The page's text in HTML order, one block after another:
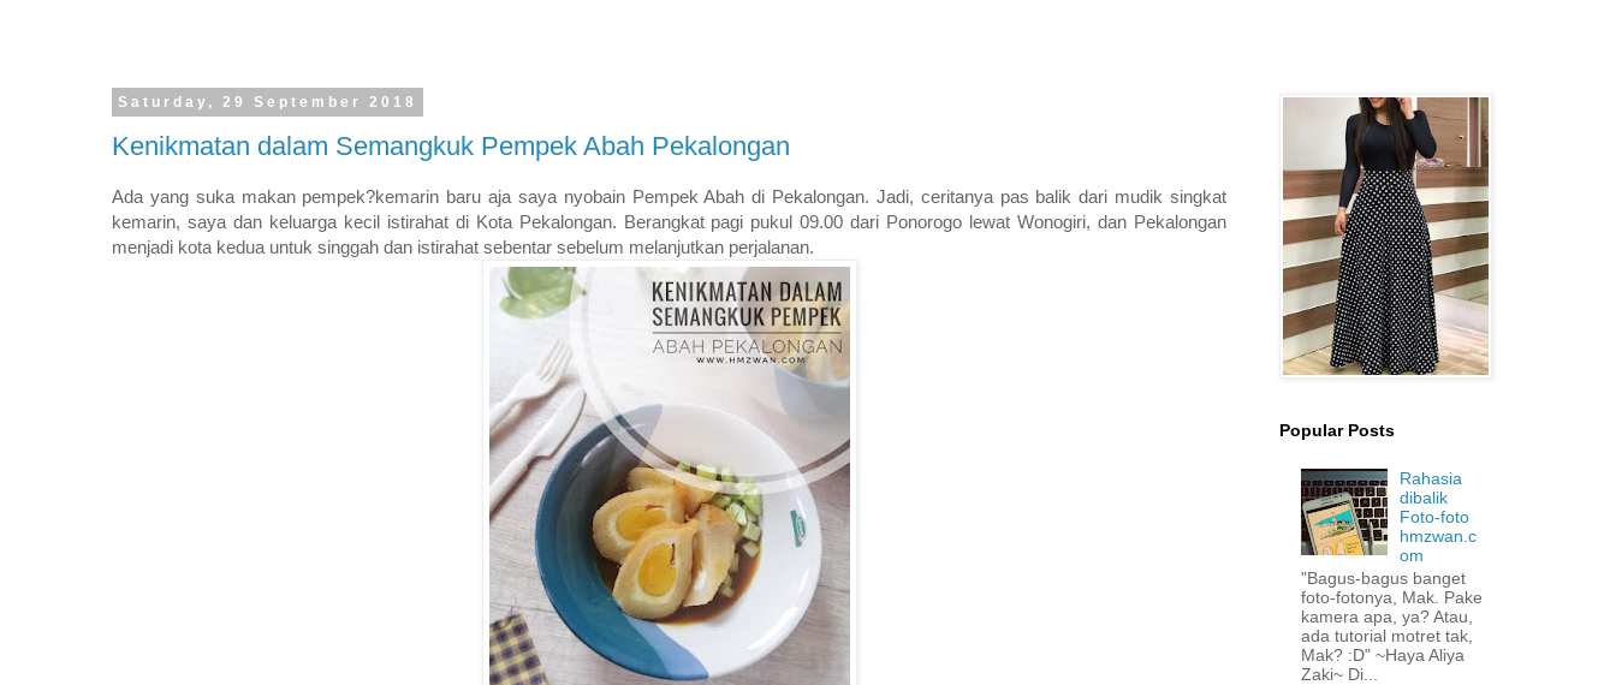
Saturday, 29 September 2018
Kenikmatan dalam Semangkuk Pempek Abah Pekalongan
Ada yang suka makan pempek?kemarin baru aja saya nyobain Pempek Abah di Pekalongan. Jadi, ceritanya pas balik dari mudik singkat
kemarin, saya dan keluarga kecil istirahat di Kota Pekalongan. Berangkat pagi pukul 09.00 dari Ponorogo lewat Wonogiri, dan Pekalongan
menjadi kota kedua untuk singgah dan istirahat sebentar sebelum melanjutkan perjalanan.
Popular Posts
Rahasia
dibalik
Foto-foto
hmzwan.c
om
"Bagus-bagus banget
foto-fotonya, Mak. Pake
kamera apa, ya? Atau,
ada tutorial motret tak,
Mak? :D" ~Haya Aliya
Zaki~ Di...